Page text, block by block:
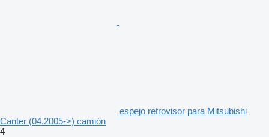
espejo retrovisor para Mitsubishi
Canter (04.2005->) camión
4